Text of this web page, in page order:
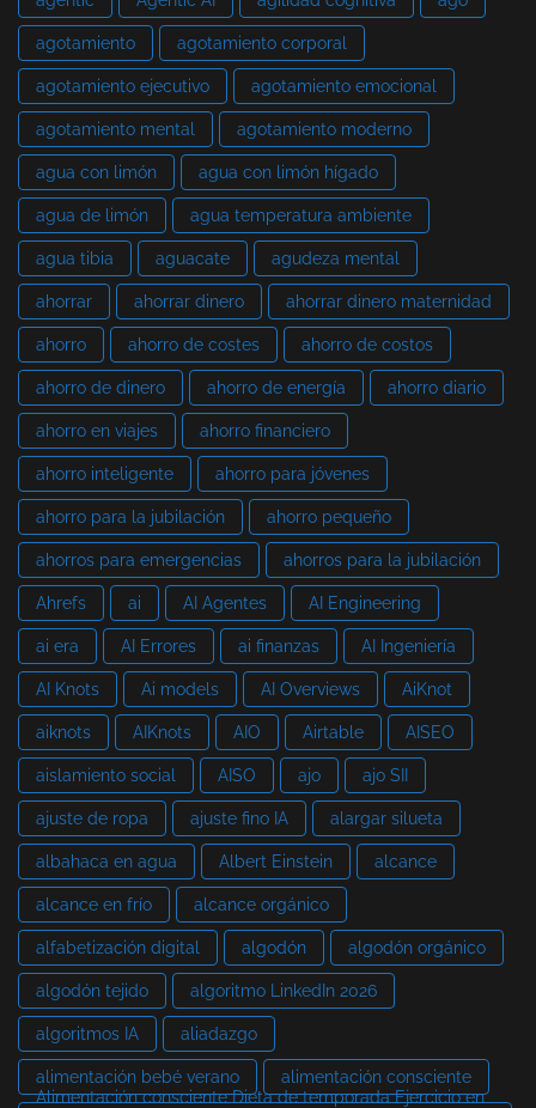
agotamiento agotamiento corporal
agotamiento ejecutivo agotamiento emocional
agotamiento mental agotamiento moderno
agua con limón agua con limón hígado
agua de limón agua temperatura ambiente
agua tibia aguacate agudeza mental
ahorrar ahorrar dinero ahorrar dinero maternidad
ahorro ahorro de costes ahorro de costos
ahorro de dinero ahorro de energía ahorro diario
ahorro en viajes ahorro financiero
ahorro inteligente ahorro para jóvenes
ahorro para la jubilación ahorro pequeño
ahorros para emergencias ahorros para la jubilación
Ahrefs ai AI Agentes AI Engineering
ai era AI Errores ai finanzas AI Ingeniería
AI Knots Ai models AI Overviews AiKnot
aiknots AIKnots AIO Airtable AISEO
aislamiento social AISO ajo ajo SII
ajuste de ropa ajuste fino IA alargar silueta
albahaca en agua Albert Einstein alcance
alcance en frío alcance orgánico
alfabetización digital algodón algodón orgánico
algodón tejido algoritmo LinkedIn 2026
algoritmos IA aliadazgo
alimentación bebé verano
alimentación consciente
Alimentación consciente Dieta de temporada Ejercicio en